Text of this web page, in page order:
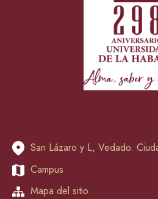
San Lázaro y L, Vedado.
Campus
Mapa del sitio